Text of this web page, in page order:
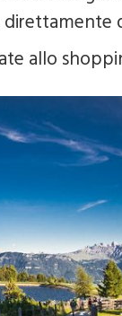
direttamente
allo